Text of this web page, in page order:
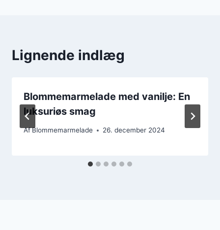
Lignende indlæg
Blommemarmelade med vanilje: En
luksuriøs smag
AfBlommemarmelade 26. december 2024